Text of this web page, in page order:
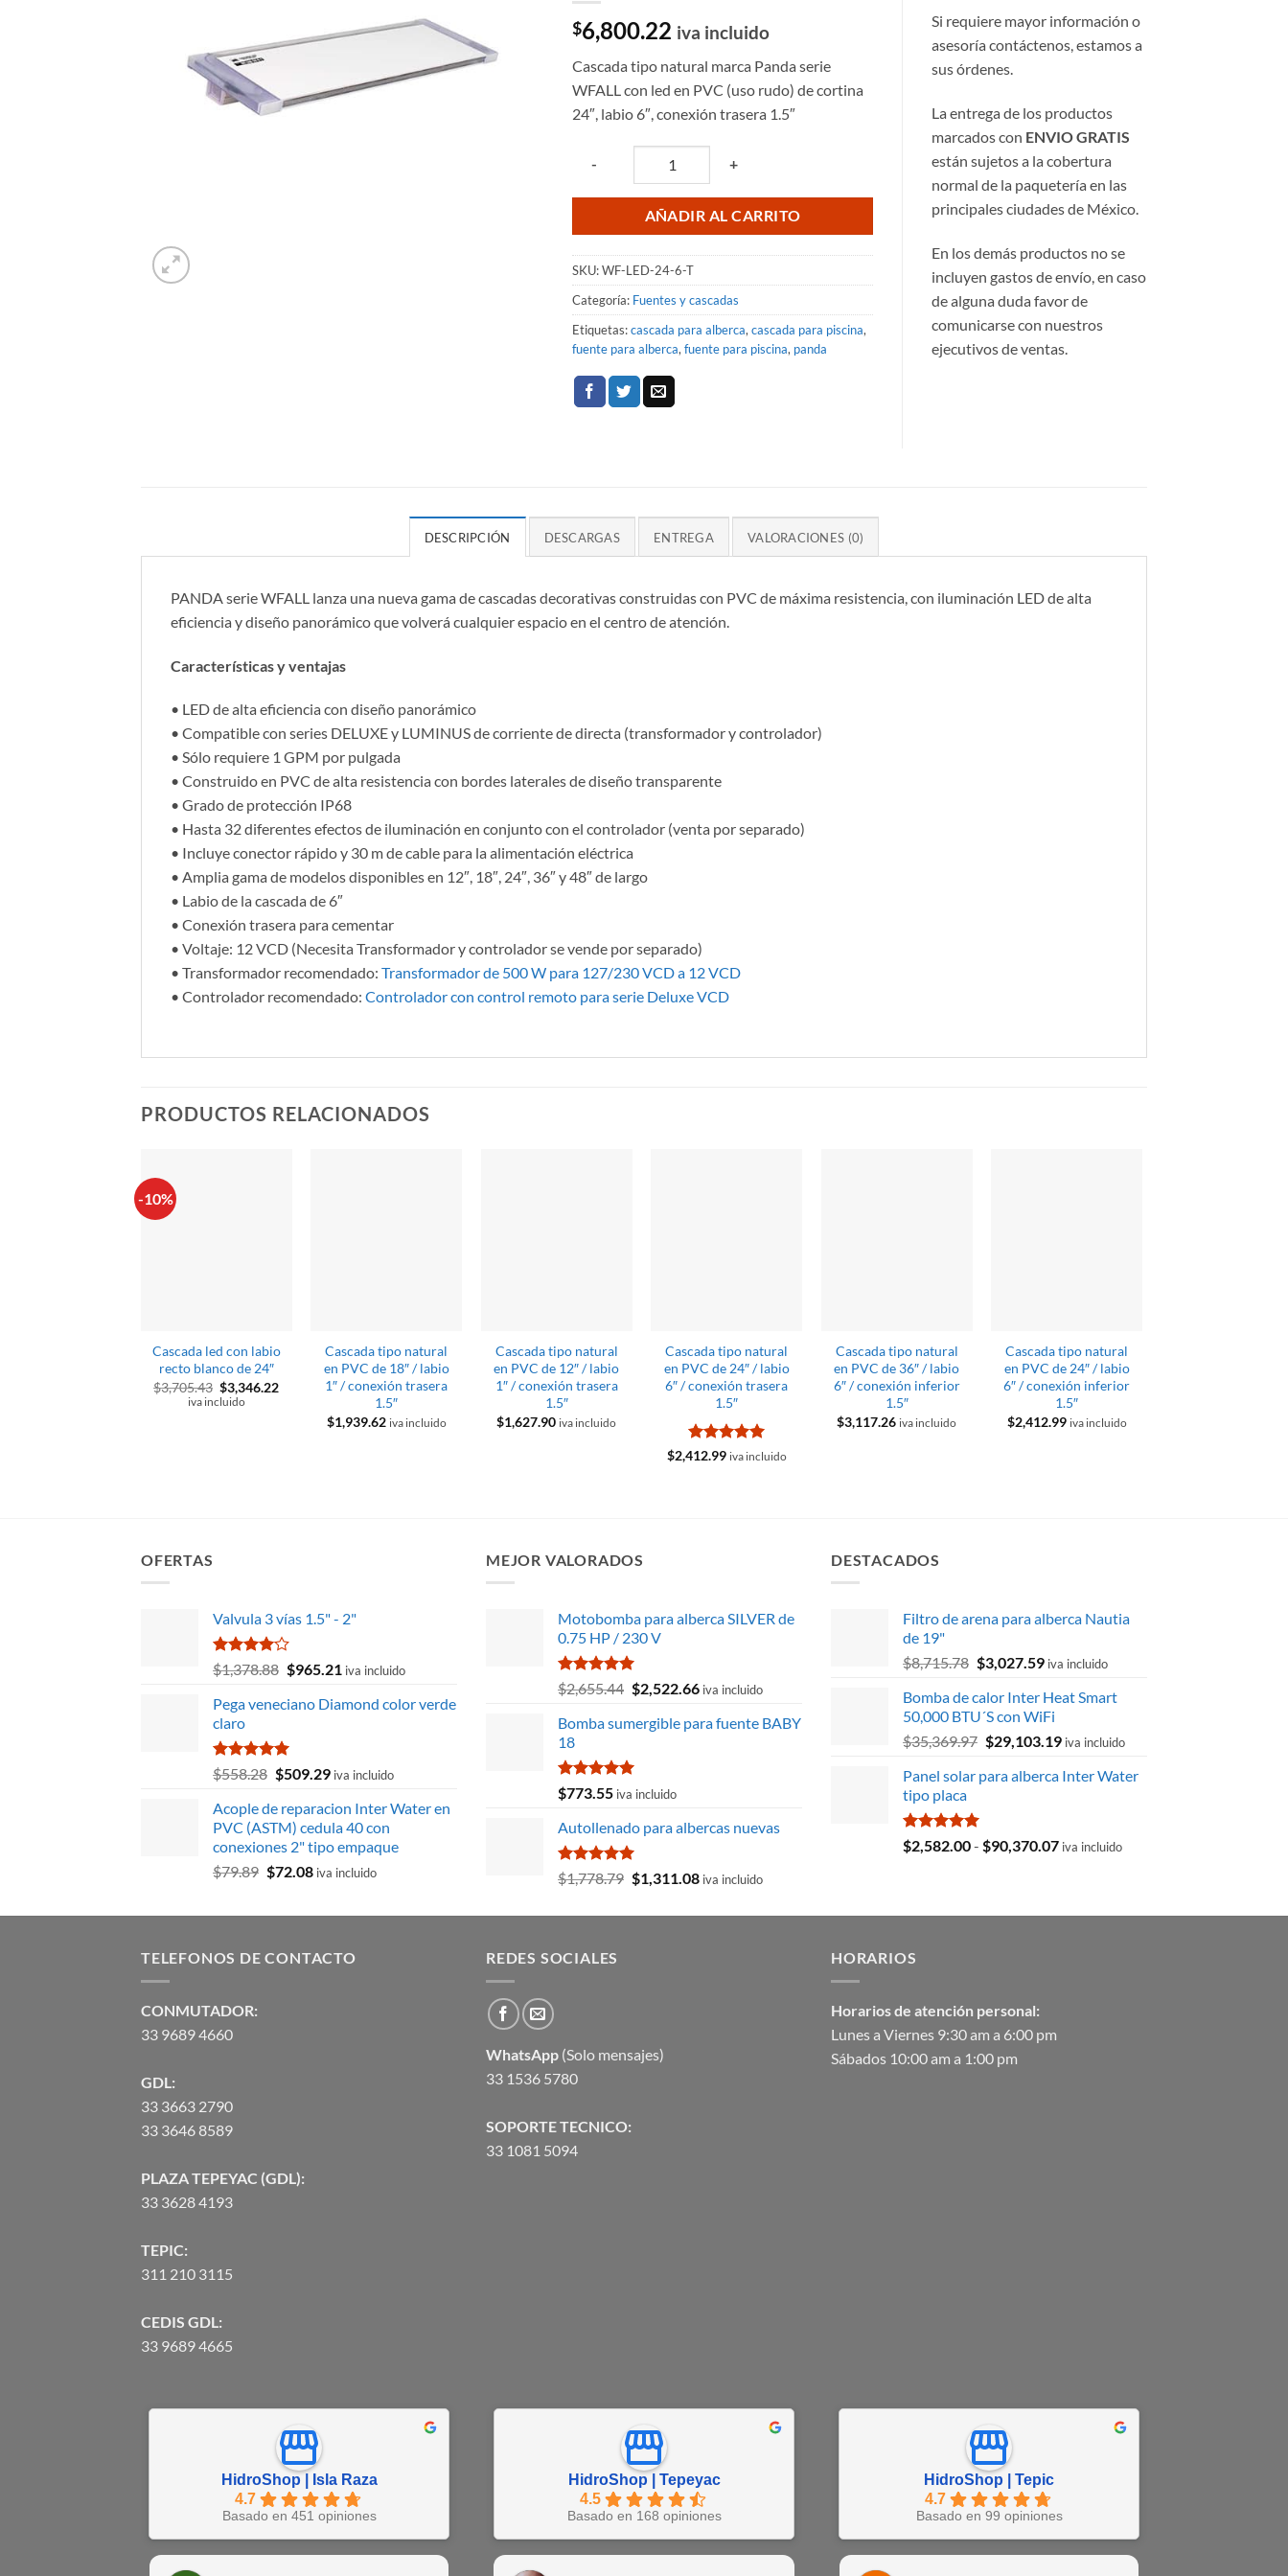
$6,800.22 iva incluido
Cascada tipo natural marca Panda serie
WFALL con led en PVC (uso rudo) de cortina
24″, labio 6″, conexión trasera 1.5″
- +
AÑADIR AL CARRITO
SKU:WF-LED-24-6-T
Categoría: Fuentes y cascadas
Etiquetas:cascada para alberca, cascada para piscina,
fuente para alberca, fuente para piscina, panda
Si requiere mayor información o
asesoría contáctenos, estamos a
sus órdenes.
La entrega de los productos
marcados con ENVIO GRATIS
están sujetos a la cobertura
normal de la paquetería en las
principales ciudades de México.
En los demás productos no se
incluyen gastos de envío, en caso
de alguna duda favor de
comunicarse con nuestros
ejecutivos de ventas.
DESCRIPCIÓN DESCARGAS ENTREGA VALORACIONES (0)
PANDA serie WFALL lanza una nueva gama de cascadas decorativas construidas con PVC de máxima resistencia, con iluminación LED de alta
eficiencia y diseño panorámico que volverá cualquier espacio en el centro de atención.
Características y ventajas
• LED de alta eficiencia con diseño panorámico
• Compatible con series DELUXE y LUMINUS de corriente de directa (transformador y controlador)
• Sólo requiere 1 GPM por pulgada
• Construido en PVC de alta resistencia con bordes laterales de diseño transparente
• Grado de protección IP68
• Hasta 32 diferentes efectos de iluminación en conjunto con el controlador (venta por separado)
• Incluye conector rápido y 30 m de cable para la alimentación eléctrica
• Amplia gama de modelos disponibles en 12″, 18″, 24″, 36″ y 48″ de largo
• Labio de la cascada de 6″
• Conexión trasera para cementar
• Voltaje: 12 VCD (Necesita Transformador y controlador se vende por separado)
• Transformador recomendado: Transformador de 500 W para 127/230 VCD a 12 VCD
• Controlador recomendado: Controlador con control remoto para serie Deluxe VCD
PRODUCTOS RELACIONADOS
-10%
Cascada led con labio
recto blanco de 24″
$3,705.43 El
precio
$3,346.22El
iva incluido
Cascada tipo natural
en PVC de 18″ / labio
1″ / conexión trasera
1.5″
$1,939.62 iva incluido
Cascada tipo natural
en PVC de 12″ / labio
1″ / conexión trasera
1.5″
$1,627.90 iva incluido
Cascada tipo natural
en PVC de 24″ / labio
6″ / conexión trasera
1.5″
Valorado
$2,412.99 iva incluido
Cascada tipo natural
en PVC de 36″ / labio
6″ / conexión inferior
1.5″
$3,117.26 iva incluido
Cascada tipo natural
en PVC de 24″ / labio
6″ / conexión inferior
1.5″
$2,412.99 iva incluido
OFERTAS
Valvula 3 vías 1.5" - 2"
Valorado
con
de 5
$1,378.88 El
original
$1,378.88.
$965.21 El
actual
iva incluido
Pega veneciano Diamond color verde
claro
Valorado
con
de 5
$558.28 El
original
era:
$558.28.
$509.29El
actual
es:
$509.29.
iva incluido
Acople de reparacion Inter Water en
PVC (ASTM) cedula 40 con
conexiones 2" tipo empaque
$79.89 El
$79.89.
$72.08El
$72.08.
iva incluido
MEJOR VALORADOS
Motobomba para alberca SILVER de
0.75 HP / 230 V
Valorado
con
de 5
$2,655.44 El
original
$2,655.44.
$2,522.66El
actual
iva incluido
Bomba sumergible para fuente BABY
18
Valorado
con
de 5
$773.55 iva incluido
Autollenado para albercas nuevas
Valorado
con
$1,778.79 El
original
$1,311.08El
actual
iva incluido
DESTACADOS
Filtro de arena para alberca Nautia
de 19"
$8,715.78 El
original
era:
$8,715.78.
$3,027.59El
actual
es:
$3,027.59.
iva incluido
Bomba de calor Inter Heat Smart
50,000 BTU´S con WiFi
$35,369.97 El
original
$29,103.19El
actual
iva incluido
Panel solar para alberca Inter Water
tipo placa
Valorado
con
$2,582.00- $90,370.07Rango
iva incluido
TELEFONOS DE CONTACTO
CONMUTADOR:
33 9689 4660
GDL:
33 3663 2790
33 3646 8589
PLAZA TEPEYAC (GDL):
33 3628 4193
TEPIC:
311 210 3115
CEDIS GDL:
33 9689 4665
REDES SOCIALES
WhatsApp (Solo mensajes)
33 1536 5780
SOPORTE TECNICO:
33 1081 5094
HORARIOS
Horarios de atención personal:
Lunes a Viernes 9:30 am a 6:00 pm
Sábados 10:00 am a 1:00 pm
HidroShop | Isla Raza
4.7
Basado en 451 opiniones
HidroShop | Tepeyac
4.5
Basado en 168 opiniones
HidroShop | Tepic
4.7
Basado en 99 opiniones